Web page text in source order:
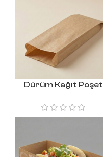
Dürüm Kağıt Poşet